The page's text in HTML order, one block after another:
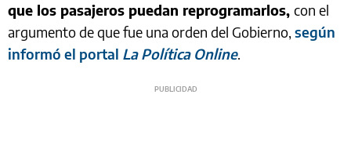
que los pasajeros puedan reprogramarlos, con el
argumento de que fue una orden del Gobierno, según
informó el portal La Política Online.